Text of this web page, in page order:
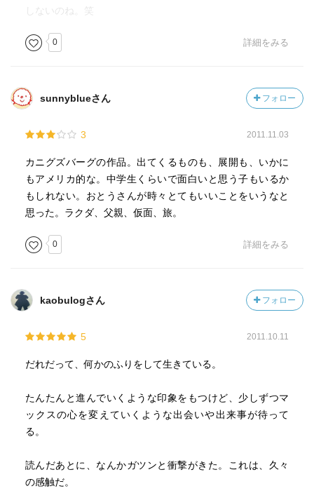
しないのね。笑
0 詳細をみる
sunnyblueさん フォロー
3 2011.11.03
カニグズバーグの作品。出てくるものも、展開も、いかに
もアメリカ的な。中学生くらいで面白いと思う子もいるか
もしれない。おとうさんが時々とてもいいことをいうなと
思った。ラクダ、父親、仮面、旅。
0 詳細をみる
kaobulogさん フォロー
5 2011.10.11
だれだって、何かのふりをして生きている。
たんたんと進んでいくような印象をもつけど、少しずつマ
ックスの心を変えていくような出会いや出来事が待って
る。
読んだあとに、なんかガツンと衝撃がきた。これは、久々
の感触だ。